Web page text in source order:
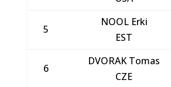
5
NOOL Erki
EST
6
DVORAK Tomas
CZE